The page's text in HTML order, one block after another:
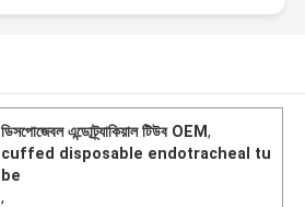
ডিসপোজেবল এন্ডোট্র্যাকিয়াল টিউব OEM,
cuffed disposable endotracheal tu
be
,